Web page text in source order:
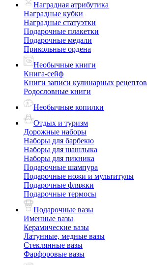
Наградная атрибутика
Наградные кубки
Наградные статуэтки
Подарочные плакетки
Подарочные медали
Прикольные ордена
Необычные книги
Книга-сейф
Книги записи кулинарных рецептов
Родословные книги
Необычные копилки
Отдых и туризм
Дорожные наборы
Наборы для барбекю
Наборы для шашлыка
Наборы для пикника
Подарочные шампура
Подарочные ножи и мультитулы
Подарочные фляжки
Подарочные термосы
Подарочные вазы
Именные вазы
Керамические вазы
Латунные, медные вазы
Стеклянные вазы
Фарфоровые вазы